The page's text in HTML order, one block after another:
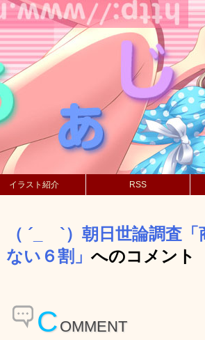
イラスト紹介 RSS
（ ´_ゝ`）朝日世論調査
ない６割」 へのコメント
C OMMENT